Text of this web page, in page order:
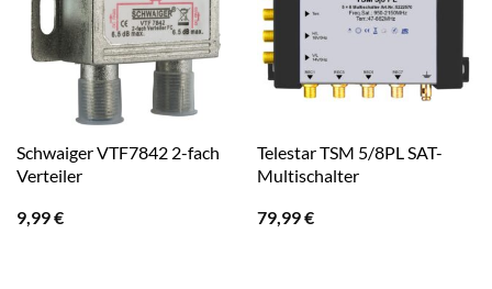
Schwaiger VTF7842 2-fach
Verteiler
9,99€
Telestar TSM 5/8PL SAT-
Multischalter
79,99€